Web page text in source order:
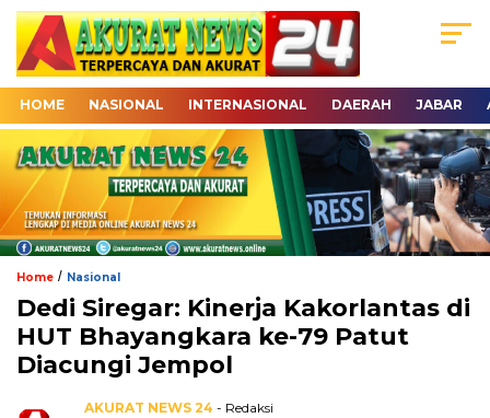
HOME NASIONAL INTERNASIONAL DAERAH JABAR
Home / Nasional
Dedi Siregar: Kinerja Kakorlantas di
HUT Bhayangkara ke-79 Patut
Diacungi Jempol
AKURAT NEWS 24 - Redaksi